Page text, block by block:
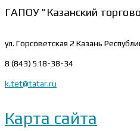
ГАПОУ "Казанский
ул. Горсоветская 2 Казань
8 (843) 518-38-34
k.tet@tatar.ru
Карта сайта